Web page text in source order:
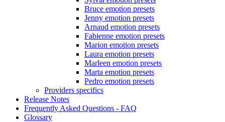
Bruce emotion presets
Jenny emotion presets
Arnaud emotion presets
Fabienne emotion presets
Marion emotion presets
Laura emotion presets
Marleen emotion presets
Marta emotion presets
Pedro emotion presets
Providers specifics
Release Notes
Frequently Asked Questions - FAQ
Glossary